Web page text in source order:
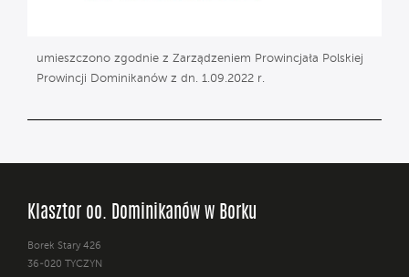
umieszczono zgodnie z Zarządzeniem Prowincjała Polskiej
Prowincji Dominikanów z dn. 1.09.2022 r.
Klasztor oo. Dominikanów w Borku
Borek Stary 426
36-020 TYCZYN